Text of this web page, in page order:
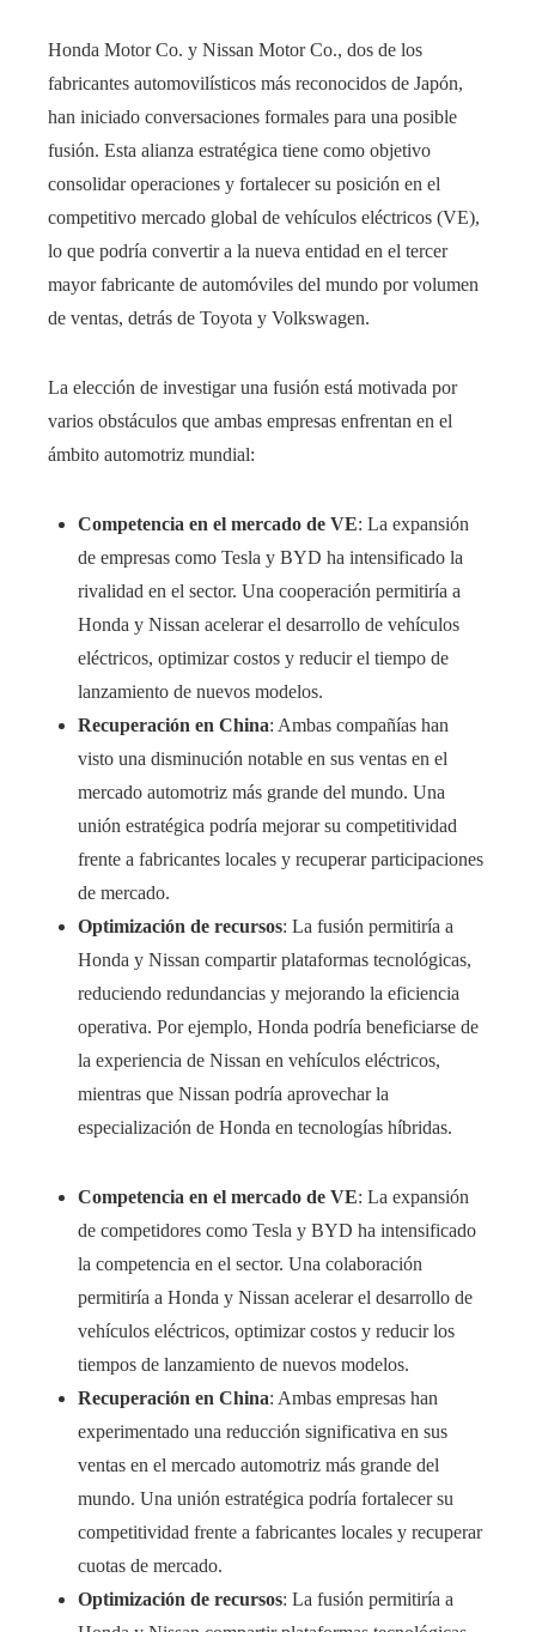
Honda Motor Co. y Nissan Motor Co., dos de los
fabricantes automovilísticos más reconocidos de Japón,
han iniciado conversaciones formales para una posible
fusión. Esta alianza estratégica tiene como objetivo
consolidar operaciones y fortalecer su posición en el
competitivo mercado global de vehículos eléctricos (VE),
lo que podría convertir a la nueva entidad en el tercer
mayor fabricante de automóviles del mundo por volumen
de ventas, detrás de Toyota y Volkswagen.
La elección de investigar una fusión está motivada por
varios obstáculos que ambas empresas enfrentan en el
ámbito automotriz mundial:
Competencia en el mercado de VE: La expansión
de empresas como Tesla y BYD ha intensificado la
rivalidad en el sector. Una cooperación permitiría a
Honda y Nissan acelerar el desarrollo de vehículos
eléctricos, optimizar costos y reducir el tiempo de
lanzamiento de nuevos modelos.
Recuperación en China: Ambas compañías han
visto una disminución notable en sus ventas en el
mercado automotriz más grande del mundo. Una
unión estratégica podría mejorar su competitividad
frente a fabricantes locales y recuperar participaciones
de mercado.
Optimización de recursos: La fusión permitiría a
Honda y Nissan compartir plataformas tecnológicas,
reduciendo redundancias y mejorando la eficiencia
operativa. Por ejemplo, Honda podría beneficiarse de
la experiencia de Nissan en vehículos eléctricos,
mientras que Nissan podría aprovechar la
especialización de Honda en tecnologías híbridas.
Competencia en el mercado de VE: La expansión
de competidores como Tesla y BYD ha intensificado
la competencia en el sector. Una colaboración
permitiría a Honda y Nissan acelerar el desarrollo de
vehículos eléctricos, optimizar costos y reducir los
tiempos de lanzamiento de nuevos modelos.
Recuperación en China: Ambas empresas han
experimentado una reducción significativa en sus
ventas en el mercado automotriz más grande del
mundo. Una unión estratégica podría fortalecer su
competitividad frente a fabricantes locales y recuperar
cuotas de mercado.
Optimización de recursos: La fusión permitiría a